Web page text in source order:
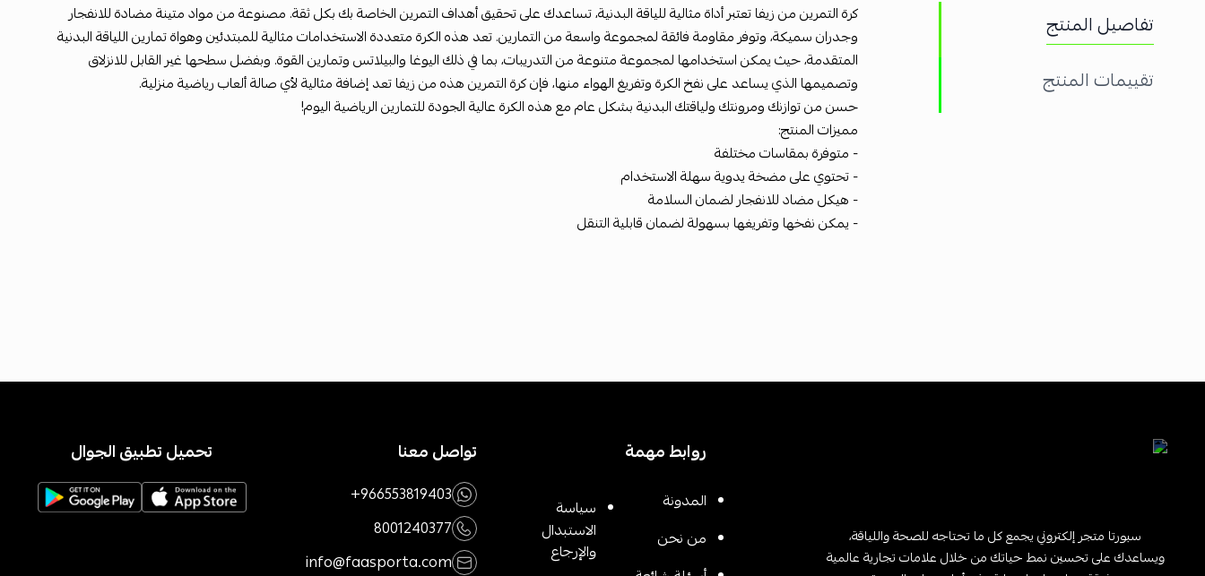
تفاصيل المنتج
تقييمات المنتج
كرة التمرين من زيفا تعتبر أداة مثالية للياقة البدنية، تساعدك على تحقيق أهداف التمرين الخاصة بك بكل ثقة. مصنوعة من مواد متينة مضادة للانفجار
وجدران سميكة، وتوفر مقاومة فائقة لمجموعة واسعة من التمارين. تعد هذه الكرة متعددة الاستخدامات مثالية للمبتدئين وهواة تمارين اللياقة البدنية
المتقدمة، حيث يمكن استخدامها لمجموعة متنوعة من التدريبات، بما في ذلك اليوغا والبيلاتس وتمارين القوة. وبفضل سطحها غير القابل للانزلاق
وتصميمها الذي يساعد على نفخ الكرة وتفريغ الهواء منها، فإن كرة التمرين هذه من زيفا تعد إضافة مثالية لأي صالة ألعاب رياضية منزلية.
حسن من توازنك ومرونتك ولياقتك البدنية بشكل عام مع هذه الكرة عالية الجودة للتمارين الرياضية اليوم!
مميزات المنتج:
- متوفرة بمقاسات مختلفة
- تحتوي على مضخة يدوية سهلة الاستخدام
- هيكل مضاد للانفجار لضمان السلامة
- يمكن نفخها وتفريغها بسهولة لضمان قابلية التنقل
سبورتا متجر إلكتروني يجمع كل ما تحتاجه للصحة واللياقة،
ويساعدك على تحسين نمط حياتك من خلال علامات تجارية عالمية
روابط مهمة
المدونة
من نحن
سياسة
الاستبدال
والإرجاع
تواصل معنا
+966553819403
8001240377
info@faasporta.com
تحميل تطبيق الجوال